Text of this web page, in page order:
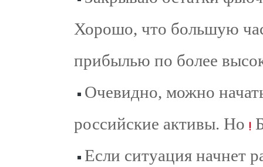
Хорошо, что большую
прибылью по более
Очевидно, можно
российские активы. Но
Если ситуация начнет